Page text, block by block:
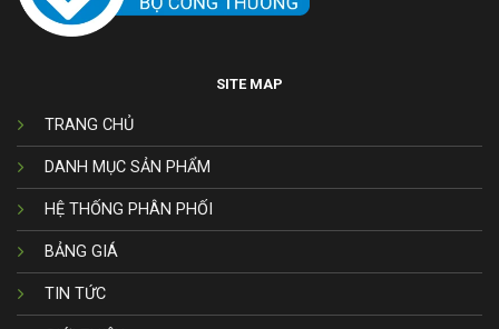
SITE MAP
TRANG CHỦ
DANH MỤC SẢN PHẨM
HỆ THỐNG PHÂN PHỐI
BẢNG GIÁ
TIN TỨC